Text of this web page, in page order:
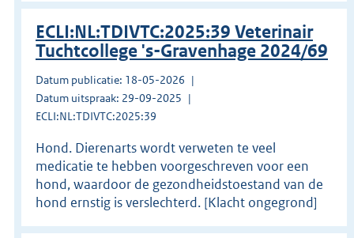
ECLI:NL:TDIVTC:2025:39 Veterinair
Tuchtcollege 's-Gravenhage 2024/69
Datum publicatie: 18-05-2026
Datum uitspraak: 29-09-2025
ECLI:NL:TDIVTC:2025:39
Hond. Dierenarts wordt verweten te veel
medicatie te hebben voorgeschreven voor een
hond, waardoor de gezondheidstoestand van de
hond ernstig is verslechterd. [Klacht ongegrond]